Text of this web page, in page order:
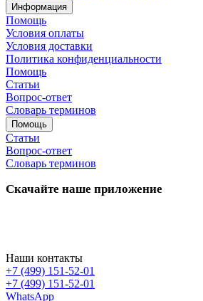
Информация
Помощь
Условия оплаты
Условия доставки
Политика конфиденциальности
Помощь
Статьи
Вопрос-ответ
Словарь терминов
Помощь
Статьи
Вопрос-ответ
Словарь терминов
Скачайте наше приложение
Наши контакты
+7 (499) 151-52-01
+7 (499) 151-52-01
WhatsApp